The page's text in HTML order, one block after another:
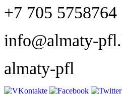
+7 705 5758764
info@almaty-
almaty-pfl